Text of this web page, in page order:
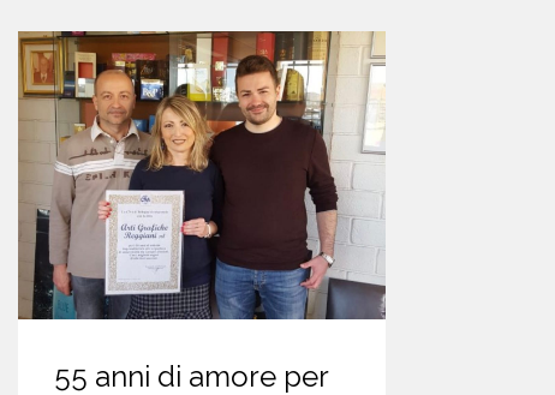
55 anni di amore per